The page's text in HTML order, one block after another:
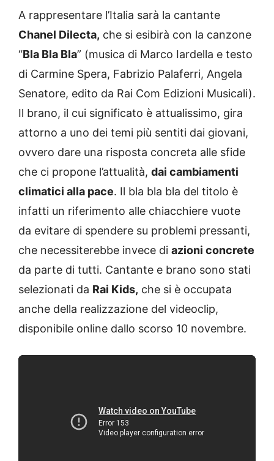
A rappresentare l’Italia sarà la cantante
Chanel Dilecta, che si esibirà con la canzone
“Bla Bla Bla” (musica di Marco Iardella e testo
di Carmine Spera, Fabrizio Palaferri, Angela
Senatore, edito da Rai Com Edizioni Musicali).
Il brano, il cui significato è attualissimo, gira
attorno a uno dei temi più sentiti dai giovani,
ovvero dare una risposta concreta alle sfide
che ci propone l’attualità, dai cambiamenti
climatici alla pace. Il bla bla bla del titolo è
infatti un riferimento alle chiacchiere vuote
da evitare di spendere su problemi pressanti,
che necessiterebbe invece di azioni concrete
da parte di tutti. Cantante e brano sono stati
selezionati da Rai Kids, che si è occupata
anche della realizzazione del videoclip,
disponibile online dallo scorso 10 novembre.